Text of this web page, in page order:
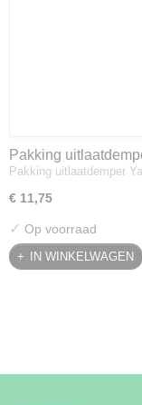
Pakking
128300-13230
Pakking uitlaatdemper
€ 11,75
✓ Op voorraad
IN WINKELWAGEN